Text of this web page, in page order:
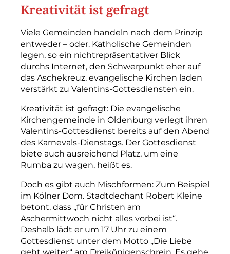
Kreativität ist gefragt
Viele Gemeinden handeln nach dem Prinzip
entweder – oder. Katholische Gemeinden
legen, so ein nichtrepräsentativer Blick
durchs Internet, den Schwerpunkt eher auf
das Aschekreuz, evangelische Kirchen laden
verstärkt zu Valentins-Gottesdiensten ein.
Kreativität ist gefragt: Die evangelische
Kirchengemeinde in Oldenburg verlegt ihren
Valentins-Gottesdienst bereits auf den Abend
des Karnevals-Dienstags. Der Gottesdienst
biete auch ausreichend Platz, um eine
Rumba zu wagen, heißt es.
Doch es gibt auch Mischformen: Zum Beispiel
im Kölner Dom. Stadtdechant Robert Kleine
betont, dass „für Christen am
Aschermittwoch nicht alles vorbei ist“.
Deshalb lädt er um 17 Uhr zu einem
Gottesdienst unter dem Motto „Die Liebe
geht weiter“ am Dreikönigenschrein. Es gehe